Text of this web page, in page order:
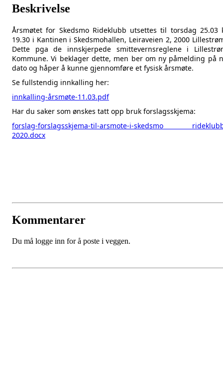
Beskrivelse
Årsmøtet for Skedsmo Rideklubb utsettes til torsdag 25.03
19.30 i Kantinen i Skedsmohallen, Leiraveien 2, 2000
Dette pga de innskjerpede smittevernsreglene i
Kommune. Vi beklager dette, men ber om ny påmelding på
dato og håper å kunne gjennomføre et fysisk årsmøte.
Se fullstendig innkalling her:
innkalling-årsmøte-11.03.pdf
Har du saker som ønskes tatt opp bruk forslagsskjema:
forslag-forslagsskjema-til-arsmote-i-skedsmo
2020.docx
Kommentarer
Du må logge inn for å poste i veggen.